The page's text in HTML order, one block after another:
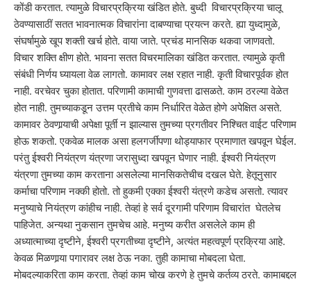
कोंडी करतात. त्यामुळे विचारप्रक्रिया खंडित होते. बुध्दी विचारप्रक्रिया चालू
ठेवण्यासाठीं सतत भावनात्मक विचारांना दाबण्याचा प्रयत्न करते. ह्या युध्दामुळे,
संघर्षामुळे खूप शक्ती खर्च होते. वाया जाते. प्रचंड मानसिक थकवा जाणवतो.
विचार शक्ति क्षीण होते. भावना सतत विचरमालिका खंडित करतात. त्यामुळे कृती
संबंधी निर्णय घ्यायला वेळ लागतो. कामावर लक्ष रहात नाही. कृती विचारपूर्वक होत
नाही. वरचेवर चुका होतात. परिणामी कामाची गुणवत्ता ढासळते. काम ठरल्या वेळेत
होत नाही. तुमच्याकडून उत्तम प्रतीचे काम निर्धारित वेळेत होणे अपेक्षित असते.
कामावर ठेवणार्‍याची अपेक्षा पूर्ती न झाल्यास तुमच्या प्रगतीवर निश्चित वाईट परिणाम
होऊ शकतो. एकवेळ मालक असा हलगर्जीपणा थोड्याफार प्रमाणात खपवून घेईल.
परंतु ईश्वरी नियंत्रण यंत्रणा जरासुध्दा खपवून घेणार नाही. ईश्वरी नियंत्रण
यंत्रणा तुमच्या काम करताना असलेल्या मानसिकतेचीच दखल घेते. हेतूनुसार
कर्माचा परिणाम नक्की होतो. तो हुकमी एक्का ईश्वरी यंत्रणे कडेच असतो. त्यावर
मनुष्याचे नियंत्रण कांहीच नाही. तेव्हां हे सर्व दूरगामी परिणाम विचारांत घेतलेच
पाहिजेत. अन्यथा नुकसान तुमचेच आहे. मनुष्य करीत असलेले काम ही
अध्यात्माच्या दृष्टीने, ईश्वरी प्रगतीच्या दृष्टीने, अत्यंत महत्वपूर्ण प्रक्रिया आहे.
केवळ मिळणार्‍या पगारावर लक्ष ठेऊ नका. तुही कामाचा मोबदला घेता.
मोबदल्याकरिता काम करता. तेव्हां काम चोख करणे हे तुमचे कर्तव्य ठरते. कामाबद्दल